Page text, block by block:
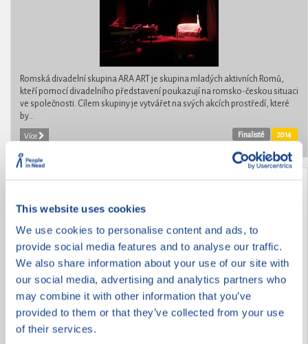
This website uses cookies
We use cookies to personalise content and ads, to
provide social media features and to analyse our traffic.
We also share information about your use of our site with
our social media, advertising and analytics partners who
may combine it with other information that you’ve
provided to them or that they’ve collected from your use
of their services.
Romská divadelní skupina ARA ART je skupina mladých aktivních Romů,
kteří pomocí divadelního představení poukazují na romsko-českou situaci
ve společnosti. Cílem skupiny je vytvářet na svých akcích prostředí, které
by...
Více 2014
Finalisté